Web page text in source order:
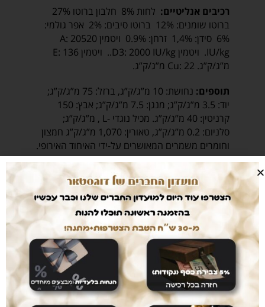
רכיבים אנליטיים:
ברוטו שומנים: 12% ברוטו סיבים: 2% אפר גולמי:
6% סידן: 1,4% זרחן: 0.9% ויטמין A: 20520
IU/kg. ויטמין D3: 2000 IU/kg.. ויטמין E: 136
מ”ג/ק”ג. Cu: 22 מ”ג/ק”ג.
תוספים:
נחושת: 10 מ”ג/ק”ג, ברזל: 75 מ”ג/ק”ג;
יוד: 3.5 מ”ג/ק”ג; מנגן: 7.5 מ”ג/ק”ג; אבץ: 150
קרניטין: 40 מ”ג/ק”ג. מכיל נוגדי -L , מ”ג/ק”ג;
סלניום: 0.2 מ”ג/ק”ג, טאורין: 1,070 מ”ג/ק”ג חמצון
וחומרים משמרים המאושרים על-ידי האיחוד האירופי.
₪
450₪
הוספה לסל
קטגוריותSatisfaction
,מבצעים,מזון לכלבים